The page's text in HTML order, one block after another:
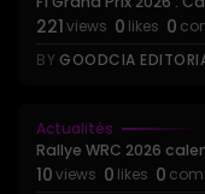
221views 0 likes 0
BY GOODCIA
Actualités
Rallye WRC 2026
10views 0 likes 0